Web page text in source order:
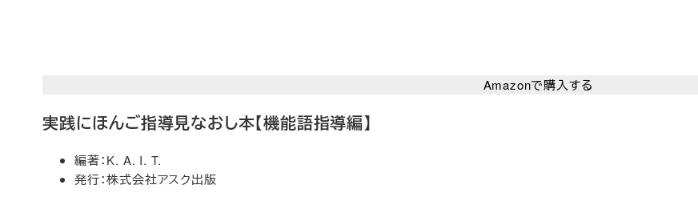
Amazonで購入する
実践にほんご指導見なおし本【機能語指導編】
編著：K. A. I. T.
発行：株式会社アスク出版